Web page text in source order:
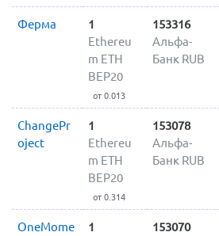
Ферма
1
Ethereu
m ETH
BEP20
от 0.013
153316
Альфа-
Банк RUB
ChangePr
oject
1
Ethereu
m ETH
BEP20
от 0.314
153078
Альфа-
Банк RUB
OneMome
1
153070